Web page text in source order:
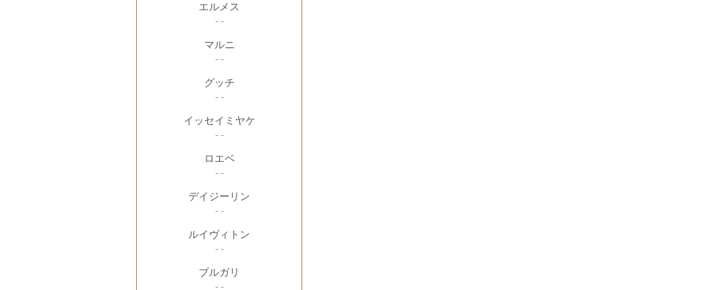
エルメス
- -
マルニ
- -
グッチ
- -
イッセイミヤケ
- -
ロエベ
- -
デイジーリン
- -
ルイヴィトン
- -
ブルガリ
- -